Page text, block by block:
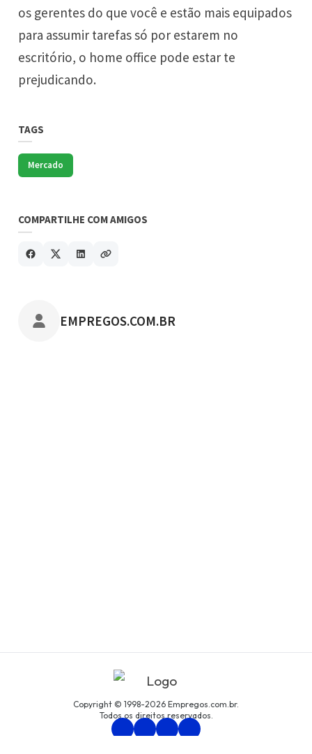
os gerentes do que você e estão mais equipados
para assumir tarefas só por estarem no
escritório, o home office pode estar te
prejudicando.
TAGS
Mercado
COMPARTILHE COM AMIGOS
POSTADO POR
EMPREGOS.COM.BR
Copyright © 1998-2026 Empregos.com.br.
Todos os direitos reservados.